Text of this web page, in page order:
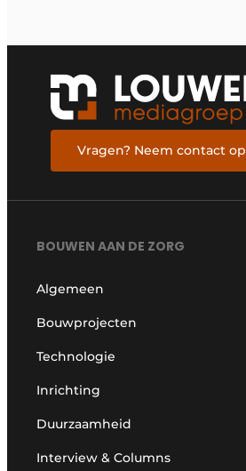
Vragen? Neem contact op
BOUWEN AAN DE ZORG
Algemeen
Bouwprojecten
Technologie
Inrichting
Duurzaamheid
Interview & Columns